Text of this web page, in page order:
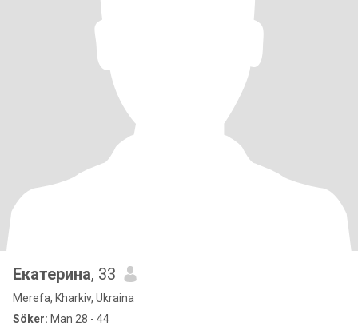
Екатерина, 33
Merefa, Kharkiv, Ukraina
Söker: Man 28 - 44